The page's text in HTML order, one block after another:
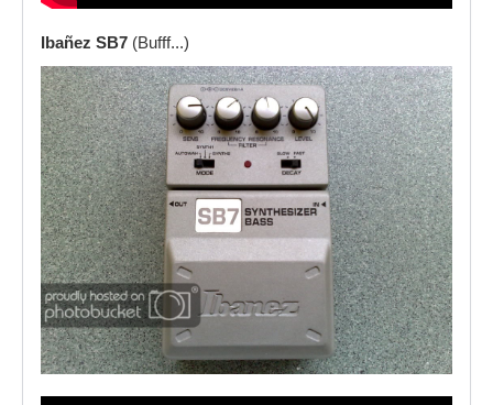
Ibañez SB7 (Bufff...)